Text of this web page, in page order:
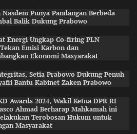
Nasdem Punya Pandangan Berbeda
Balik Dukung Prabowo
Energi Ungkap Co-firing PLN
Emisi Karbon dan
Ekonomi Masyarakat
Setia Prabowo Dukung Penuh
Bantu Kabinet Zaken Prabowo
Awards 2024, Wakil Ketua DPR RI
Ahmad Berharap Mahkamah ini
Terobosan Hukum untuk
Masyarakat